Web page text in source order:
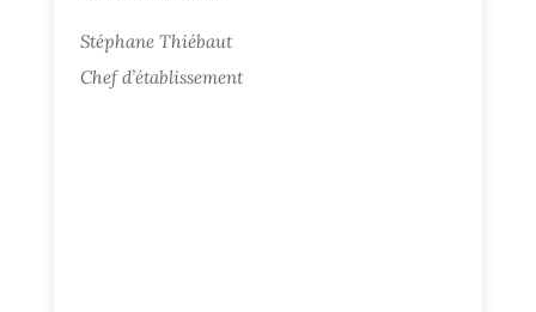
Stéphane Thiébaut
Chef d’établissement